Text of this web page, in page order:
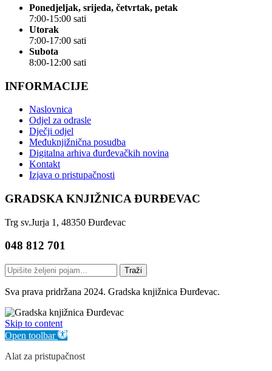
Ponedjeljak, srijeda, četvrtak, petak
7:00-15:00 sati
Utorak
7:00-17:00 sati
Subota
8:00-12:00 sati
INFORMACIJE
Naslovnica
Odjel za odrasle
Dječji odjel
Međuknjižnična posudba
Digitalna arhiva đurđevačkih novina
Kontakt
Izjava o pristupačnosti
GRADSKA KNJIŽNICA ĐURĐEVAC
Trg sv.Jurja 1, 48350 Đurđevac
048 812 701
Traži
Sva prava pridržana 2024. Gradska knjižnica Đurđevac.
Skip to content
Open toolbar
Alat za pristupačnost